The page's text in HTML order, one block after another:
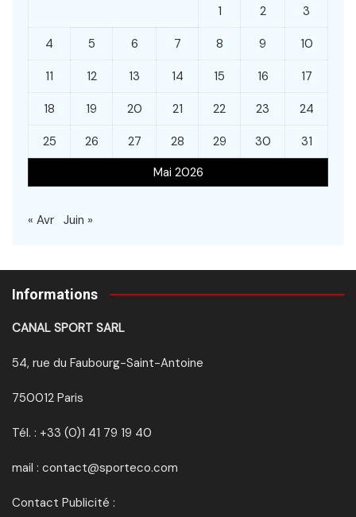
Mai 2026
1 2 3
4 5 6 7 8 9 10
11 12 13 14 15 16 17
18 19 20 21 22 23 24
25 26 27 28 29 30 31
« Avr Juin »
Informations
CANAL SPORT SARL
54, rue du Faubourg-Saint-Antoine
750012 Paris
Tél. : +33 (0)1 41 79 19 40
mail : contact@sporteco.com
Contact Publicité :